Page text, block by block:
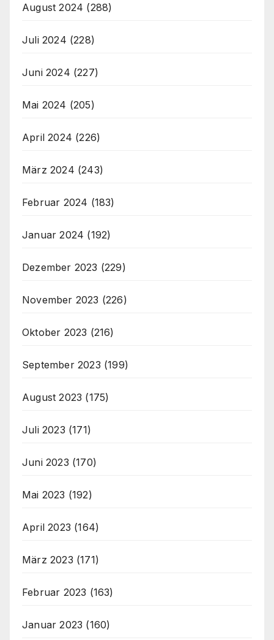
August 2024 (288)
Juli 2024 (228)
Juni 2024 (227)
Mai 2024 (205)
April 2024 (226)
März 2024 (243)
Februar 2024 (183)
Januar 2024 (192)
Dezember 2023 (229)
November 2023 (226)
Oktober 2023 (216)
September 2023 (199)
August 2023 (175)
Juli 2023 (171)
Juni 2023 (170)
Mai 2023 (192)
April 2023 (164)
März 2023 (171)
Februar 2023 (163)
Januar 2023 (160)